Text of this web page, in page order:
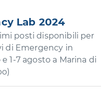
Lab 2024
posti disponibili per
di Emergency in
1-7 agosto a Marina di